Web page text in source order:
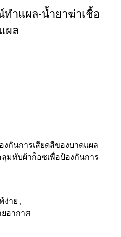
ำแผล-น้ำยาฆ่าเชื้อ
ผล
กันการเสียดสีของบาดแผล
มทับผ้าก็อซเพื่อป้องกันการ
ง่าย ,
ยอากาศ